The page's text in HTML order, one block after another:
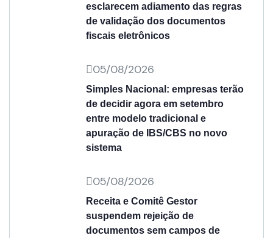
esclarecem adiamento das regras
de validação dos documentos
fiscais eletrônicos
05/08/2026
Simples Nacional: empresas terão
de decidir agora em setembro
entre modelo tradicional e
apuração de IBS/CBS no novo
sistema
05/08/2026
Receita e Comitê Gestor
suspendem rejeição de
documentos sem campos de